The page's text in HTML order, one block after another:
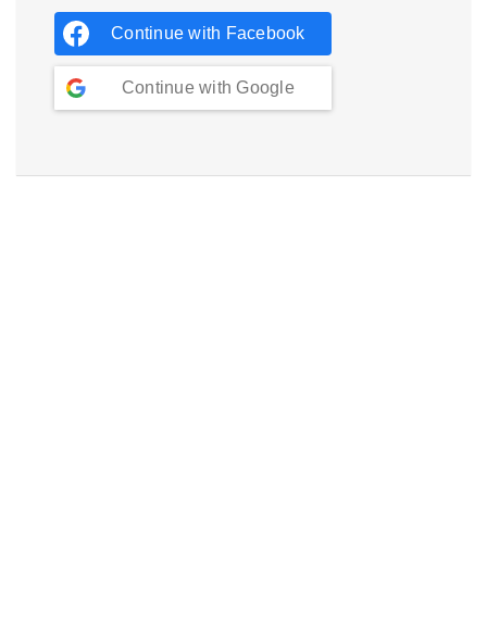
Continue with Facebook
Continue with Google